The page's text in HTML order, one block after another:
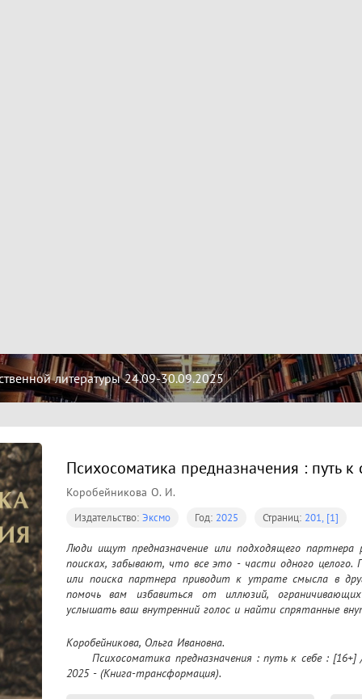
литературы 24.09-30.09.2025
Психосоматика предназначения : путь к
Коробейникова О. И.
Издательство: Эксмо Год: 2025 Страниц: 201, [1]
Люди ищут предназначение или подходящего партнера
поисках, забывают, что все это - части одного целого.
или поиска партнера приводит к утрате смысла в
помочь вам избавиться от иллюзий,
услышать ваш внутренний голос и найти спрятанные
Коробейникова, Ольга Ивановна.
	Психосоматика предназначения : путь к себе : [16+] / Ольга Коробейникова. – Москва : Эксмо,
2025 - (Книга-трансформация).